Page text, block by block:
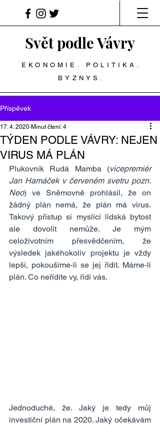
Svět podle Vávry
EKONOMIE. POLITIKA.
BYZNYS.
Příspěvek
TÝDEN PODLE VÁVRY: NEJEN
VIRUS MÁ PLÁN
17. 4. 2020 Minut čtení: 4
Plukovník Rudá Mamba (vicepremiér
Jan Hamáček v červeném svetru pozn.
Neo) ve Sněmovně prohlásil, že on
žádný plán nemá, že plán má virus.
Takový přístup si myslící lidská bytost
ale dovolit nemůže. Je mým
celoživotním přesvědčením, že
výsledek jakéhokoliv projektu je vždy
lepší, pokoušíme-li se jej řídit. Máme-li
plán. Co neřídíte vy, řídí vás.
Jednoduché, že. Jaký je tedy můj
investiční plán na 2020. Jaký očekávám